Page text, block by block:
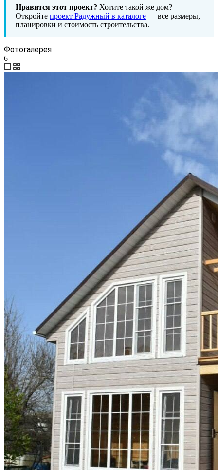
Нравится этот проект? Хотите такой же дом?
Откройте проект Радужный в каталоге — все размеры,
планировки и стоимость строительства.
Фотогалерея
6 —